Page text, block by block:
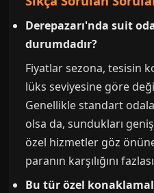
Derepazarı'nda suit
durumdadır?
Fiyatlar sezona, tesisin
lüks seviyesine göre
Genellikle standart
olsa da, sundukları
özel hizmetler göz
paranın karşılığını
Bu tür özel